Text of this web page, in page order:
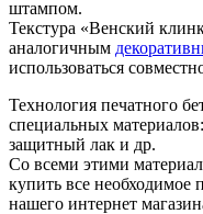
штампом.
Текстура «Венский
аналогичным
использоваться
Технология печатного
специальных
защитный лак и др.
Со всеми этими
купить все необходимое
нашего интернет